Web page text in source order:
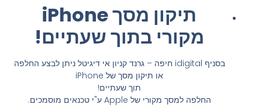
תיקון מסך iPhone
מקורי בתוך שעתיים!
בסניף idigital חיפה – גרנד קניון אי דיגיטל ניתן לבצע החלפה
או תיקון מסך של iPhone
תוך שעתיים!
החלפה למסך מקורי של Apple ע"י טכנאים מוסמכים.